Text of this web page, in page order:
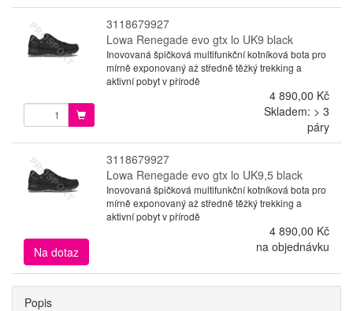
3118679927
Lowa Renegade evo gtx lo UK9 black
Inovovaná špičková multifunkční kotníková bota pro
mírně exponovaný až středně těžký trekking a
aktivní pobyt v přírodě
4 890,00 Kč
Skladem: > 3
páry
3118679927
Lowa Renegade evo gtx lo UK9,5 black
Inovovaná špičková multifunkční kotníková bota pro
mírně exponovaný až středně těžký trekking a
aktivní pobyt v přírodě
4 890,00 Kč
Na dotaz
na objednávku
Popis